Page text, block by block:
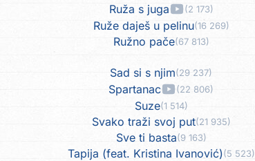
Ruža s juga (2 173)
Ruže daješ u pelinu(16 269)
Ružno pače(67 813)
Sad si s njim(29 237)
Spartanac (22 806)
Suze(1 514)
Svako traži svoj put(21 935)
Sve ti basta(9 163)
Tapija (feat. Kristina Ivanović)(5 523)